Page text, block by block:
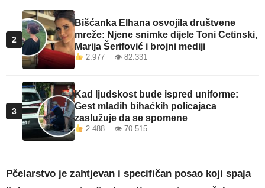
2
Bišćanka Elhana osvojila društvene
mreže: Njene snimke dijele Toni Cetinski,
Marija Šerifović i brojni mediji
2.977 👁 82.331
3
Kad ljudskost bude ispred uniforme:
Gest mladih bihaćkih policajaca
zaslužuje da se spomene
2.488 👁 70.515
Pčelarstvo je zahtjevan i specifičan posao koji spaja